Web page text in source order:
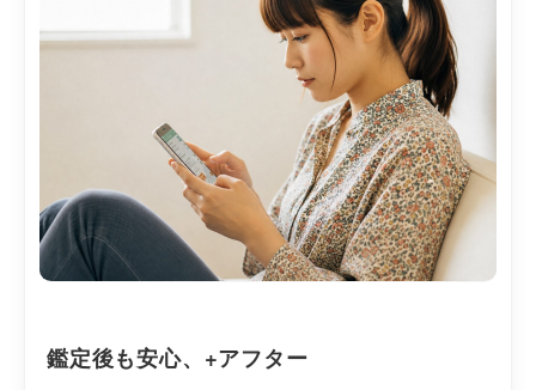
鑑定後も安心、+アフター